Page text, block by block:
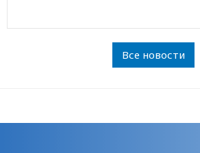
Все новости